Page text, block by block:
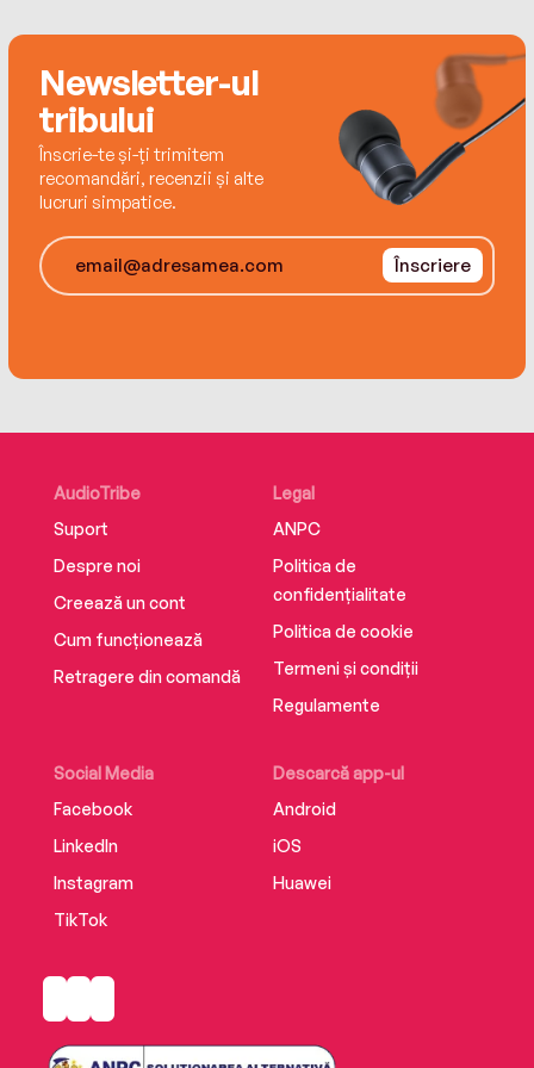
Newsletter-ul
tribului
Înscrie-te și-ți trimitem
recomandări, recenzii și alte
lucruri simpatice.
Înscriere
AudioTribe
Suport
Despre noi
Creează un cont
Cum funcționează
Retragere din comandă
Social Media
Facebook
LinkedIn
Instagram
TikTok
Descarcă app-ul
Android
iOS
Huawei
Legal
ANPC
Politica de
confidențialitate
Politica de cookie
Termeni și condiții
Regulamente